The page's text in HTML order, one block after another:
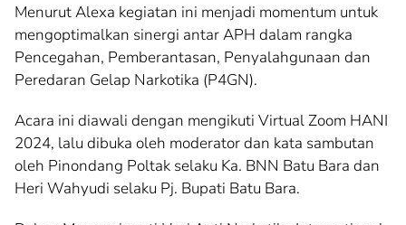
Menurut Alexa kegiatan ini menjadi momentum untuk
mengoptimalkan sinergi antar APH dalam rangka
Pencegahan, Pemberantasan, Penyalahgunaan dan
Peredaran Gelap Narkotika (P4GN).
Acara ini diawali dengan mengikuti Virtual Zoom HANI
2024, lalu dibuka oleh moderator dan kata sambutan
oleh Pinondang Poltak selaku Ka. BNN Batu Bara dan
Heri Wahyudi selaku Pj. Bupati Batu Bara.